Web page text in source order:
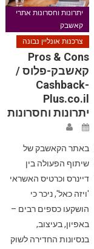
יתרונות וחסרונות אתרי
קאשבק
צרכנות אונליין נבונה
Pros & Cons
קאשבק-פלוס /
Cashback-
Plus.co.il
יתרונות וחסרונות
באתר הקאשבק של
שיתוף הפעולה בין
דיינרס וכרטיס האשראי
'ויזה כאל', ניכר כי
הושקעו כספים רבים –
באפיון, בעיצוב,
בנסיונות החדירה לשוק